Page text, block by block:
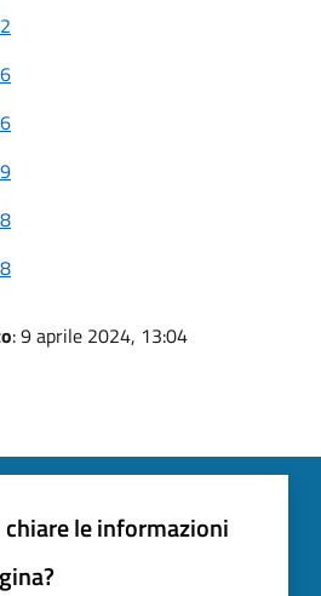
: 9 aprile 2024, 13:04
le informazioni